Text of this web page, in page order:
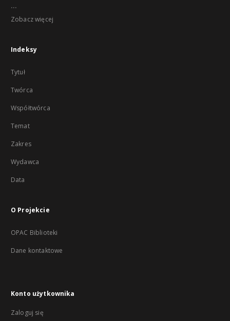
...
Zobacz więcej
Indeksy
Tytuł
Twórca
Współtwórca
Temat
Zakres
Wydawca
Data
O Projekcie
OPAC Biblioteki
Dane kontaktowe
Konto użytkownika
Zaloguj się